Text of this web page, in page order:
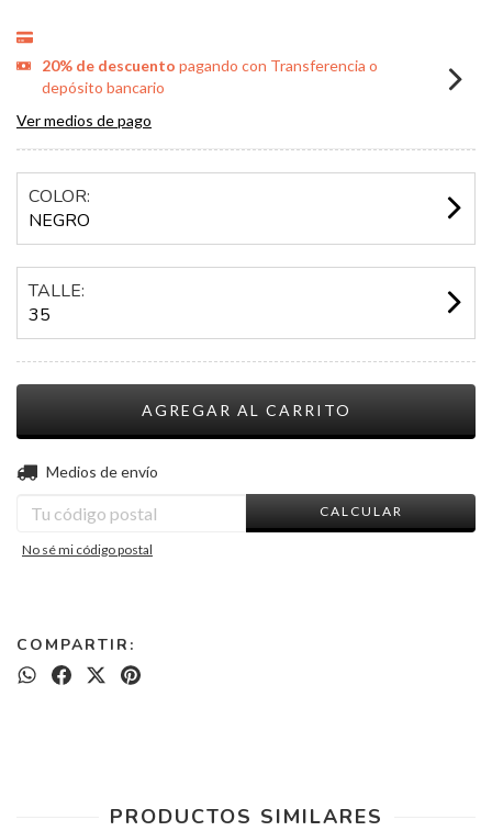
20% de descuento pagando con Transferencia o
depósito bancario
Ver medios de pago
COLOR:
NEGRO
TALLE:
35
Entregas para el CP:
Medios de envío
CALCULAR
No sé mi código postal
COMPARTIR:
PRODUCTOS SIMILARES